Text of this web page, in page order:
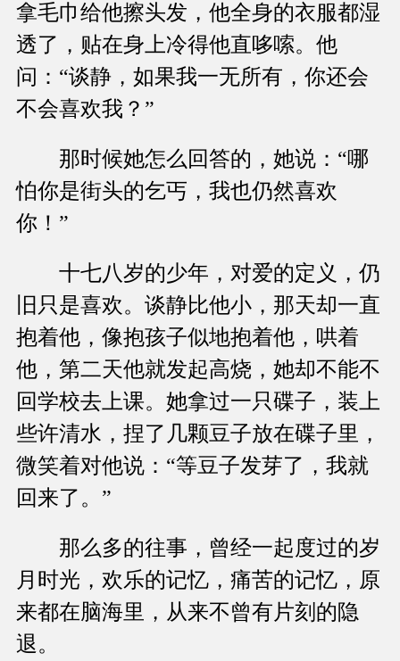
拿毛巾给他擦头发，他全身的衣服都湿
透了，贴在身上冷得他直哆嗦。他
问：“谈静，如果我一无所有，你还会
不会喜欢我？”
那时候她怎么回答的，她说：“哪
怕你是街头的乞丐，我也仍然喜欢
你！”
十七八岁的少年，对爱的定义，仍
旧只是喜欢。谈静比他小，那天却一直
抱着他，像抱孩子似地抱着他，哄着
他，第二天他就发起高烧，她却不能不
回学校去上课。她拿过一只碟子，装上
些许清水，捏了几颗豆子放在碟子里，
微笑着对他说：“等豆子发芽了，我就
回来了。”
那么多的往事，曾经一起度过的岁
月时光，欢乐的记忆，痛苦的记忆，原
来都在脑海里，从来不曾有片刻的隐
退。